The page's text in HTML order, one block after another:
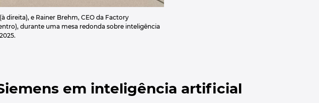
direita), e Rainer Brehm, CEO da Factory
durante uma mesa redonda sobre inteligência
em inteligência artificial